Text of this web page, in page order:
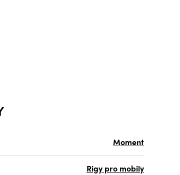
Moment
Rigy pro mobily